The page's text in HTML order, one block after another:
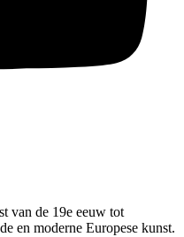
van de 19e eeuw tot
en moderne Europese kunst.